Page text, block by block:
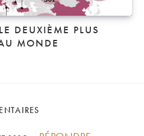
DEUXIÈME PLUS
MONDE